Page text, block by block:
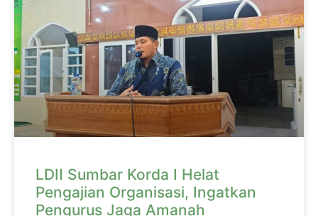
LDII Sumbar Korda I Helat
Pengajian Organisasi, Ingatkan
Pengurus Jaga Amanah